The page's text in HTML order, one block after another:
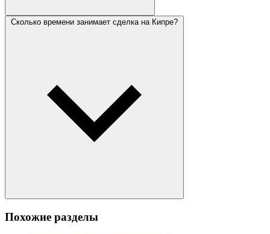
Сколько времени занимает сделка на Кипре?
Похожие разделы